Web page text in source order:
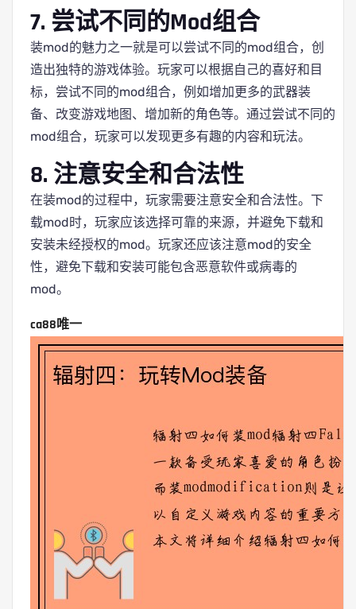
7. 尝试不同的Mod组合
装mod的魅力之一就是可以尝试不同的mod组合，创
造出独特的游戏体验。玩家可以根据自己的喜好和目
标，尝试不同的mod组合，例如增加更多的武器装
备、改变游戏地图、增加新的角色等。通过尝试不同的
mod组合，玩家可以发现更多有趣的内容和玩法。
8. 注意安全和合法性
在装mod的过程中，玩家需要注意安全和合法性。下
载mod时，玩家应该选择可靠的来源，并避免下载和
安装未经授权的mod。玩家还应该注意mod的安全
性，避免下载和安装可能包含恶意软件或病毒的
mod。
ca88唯一